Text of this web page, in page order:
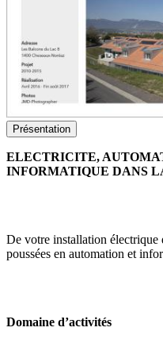
Présentation
ELECTRICITE,
INFORMATIQUE DANS
De votre installation électrique
poussées en automation et
Domaine d’activités